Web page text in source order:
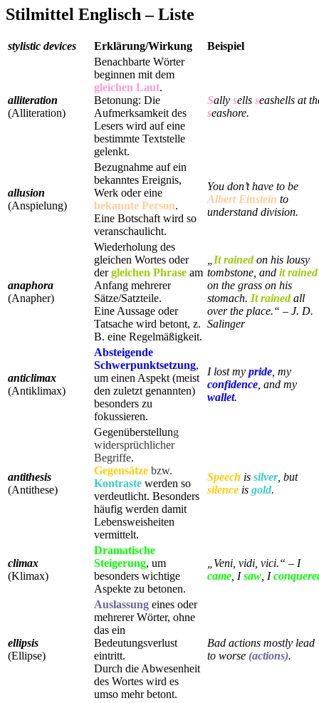
Stilmittel Englisch – Liste
stylistic devices Erklärung/Wirkung Beispiel
alliteration
(Alliteration)
Benachbarte Wörter
beginnen mit dem
gleichen Laut.
Betonung: Die
Aufmerksamkeit des
Lesers wird auf eine
bestimmte Textstelle
gelenkt.
Sally sells seashells at
seashore.
allusion
(Anspielung)
Bezugnahme auf ein
bekanntes Ereignis,
Werk oder eine
bekannte Person.
Eine Botschaft wird so
veranschaulicht.
You don’t have to be
Albert Einstein to
understand division.
anaphora
(Anapher)
Wiederholung des
gleichen Wortes oder
dergleichen Phrase am
Anfang mehrerer
Sätze/Satzteile.
Eine Aussage oder
Tatsache wird betont, z.
B. eine Regelmäßigkeit.
„It rainedon his lousy
tombstone, and it rained
on the grass on his
stomach. It rainedall
over the place.“ – J. D.
Salinger
anticlimax
(Antiklimax)
Absteigende
Schwerpunktsetzung,
um einen Aspekt (meist
den zuletzt genannten)
besonders zu
fokussieren.
I lost my pride, my
confidence, and my
wallet.
antithesis
(Antithese)
Gegenüberstellung
widersprüchlicher
Begriffe.
Gegensätze bzw.
Kontraste werden so
verdeutlicht. Besonders
häufig werden damit
Lebensweisheiten
vermittelt.
Speech is silver, but
silence is gold.
climax
(Klimax)
Dramatische
Steigerung, um
besonders wichtige
Aspekte zu betonen.
„Veni, vidi, vici.“ – I
came, Isaw, I
ellipsis
(Ellipse)
Auslassung eines oder
mehrerer Wörter, ohne
das ein
Bedeutungsverlust
eintritt.
Durch die Abwesenheit
des Wortes wird es
umso mehr betont.
Bad actions mostly lead
to worse (actions).